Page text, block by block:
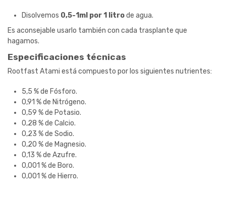
Disolvemos 0,5-1ml por 1 litrode agua.
Es aconsejable usarlo también con cada trasplante que
hagamos.
Especificaciones técnicas
Rootfast Atami está compuesto por los siguientes nutrientes:
5,5 % de Fósforo.
0,91 % de Nitrógeno.
0,59 % de Potasio.
0,28 % de Calcio.
0,23 % de Sodio.
0,20 % de Magnesio.
0,13 % de Azufre.
0,001 % de Boro.
0,001 % de Hierro.